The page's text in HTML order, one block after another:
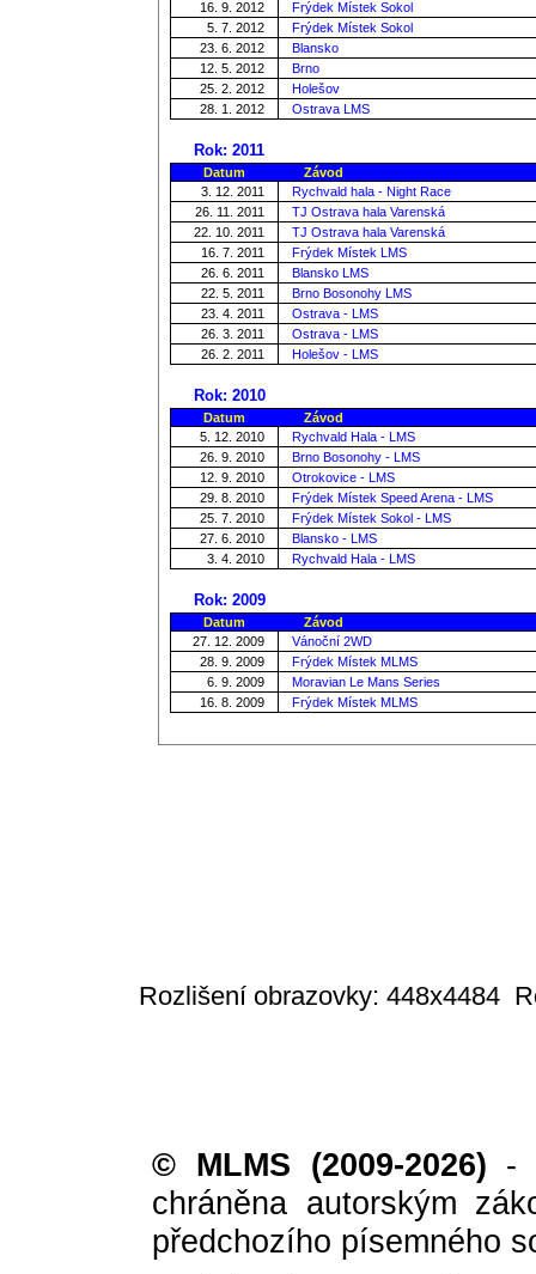
16. 9. 2012
Frýdek Místek Sokol
5. 7. 2012
Frýdek Místek Sokol
23. 6. 2012
Blansko
12. 5. 2012
Brno
25. 2. 2012
Holešov
28. 1. 2012
Ostrava LMS
Rok: 2011
Datum
Závod
3. 12. 2011
Rychvald hala - Night Race
26. 11. 2011
TJ Ostrava hala Varenská
22. 10. 2011
TJ Ostrava hala Varenská
16. 7. 2011
Frýdek Místek LMS
26. 6. 2011
Blansko LMS
22. 5. 2011
Brno Bosonohy LMS
23. 4. 2011
Ostrava - LMS
26. 3. 2011
Ostrava - LMS
26. 2. 2011
Holešov - LMS
Rok: 2010
Datum
Závod
5. 12. 2010
Rychvald Hala - LMS
26. 9. 2010
Brno Bosonohy - LMS
12. 9. 2010
Otrokovice - LMS
29. 8. 2010
Frýdek Místek Speed Arena - LMS
25. 7. 2010
Frýdek Místek Sokol - LMS
27. 6. 2010
Blansko - LMS
3. 4. 2010
Rychvald Hala - LMS
Rok: 2009
Datum
Závod
27. 12. 2009
Vánoční 2WD
28. 9. 2009
Frýdek Místek MLMS
6. 9. 2009
Moravian Le Mans Series
16. 8. 2009
Frýdek Místek MLMS
Rozlišení obrazovky: 448x4484
© MLMS (2009-2026) -
chráněna autorským
předchozího písemného